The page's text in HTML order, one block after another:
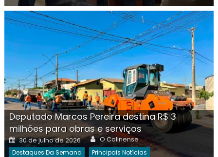
Deputado Marcos Pereira destina R$ 3
milhões para obras e serviços
Posted
on
30 de julho de 2026 Author
O Colinense
Destaques Da Semana Principais Notícias